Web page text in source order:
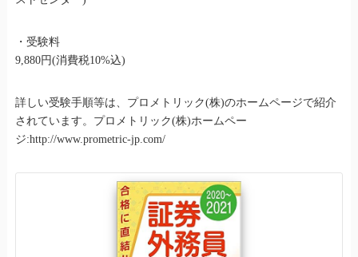
・受験料
9,880円(消費税10%込)
詳しい受験手順等は、プロメトリック(株)のホームページで紹介
されています。プロメトリック(株)ホームペー
ジ:http://www.prometric-jp.com/